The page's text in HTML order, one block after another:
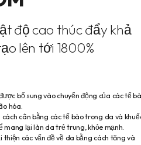
độ cao thúc đẩy khả
lên tới 1800%
bổ sung vào chuyển động của các tế
hóa.
cân bằng các tế bào trong da và
mang lại làn da trẻ trung, khỏe mạnh.
các vấn đề về da bằng cách tăng và